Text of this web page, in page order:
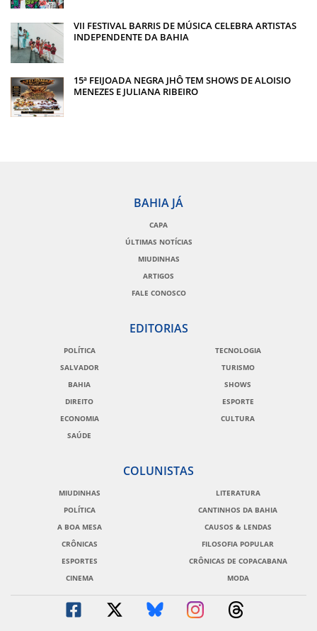
VII FESTIVAL BARRIS DE MÚSICA CELEBRA ARTISTAS
INDEPENDENTE DA BAHIA
15ª FEIJOADA NEGRA JHÔ TEM SHOWS DE ALOISIO
MENEZES E JULIANA RIBEIRO
BAHIA JÁ
CAPA
ÚLTIMAS NOTÍCIAS
MIUDINHAS
ARTIGOS
FALE CONOSCO
EDITORIAS
POLÍTICA
SALVADOR
BAHIA
DIREITO
ECONOMIA
SAÚDE
TECNOLOGIA
TURISMO
SHOWS
ESPORTE
CULTURA
COLUNISTAS
MIUDINHAS
POLÍTICA
A BOA MESA
CRÔNICAS
ESPORTES
CINEMA
LITERATURA
CANTINHOS DA BAHIA
CAUSOS & LENDAS
FILOSOFIA POPULAR
CRÔNICAS DE COPACABANA
MODA